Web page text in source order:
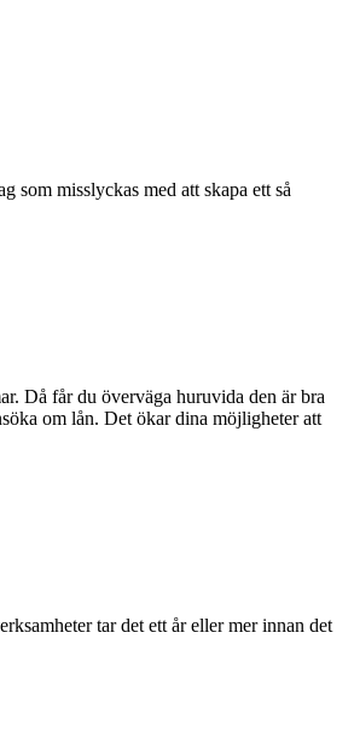
som misslyckas med att skapa ett så
Då får du överväga huruvida den är bra
om lån. Det ökar dina möjligheter att
tar det ett år eller mer innan det